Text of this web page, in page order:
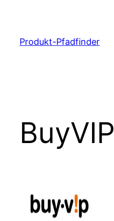
springen
Produkt-Pfadfinder
BuyVIP